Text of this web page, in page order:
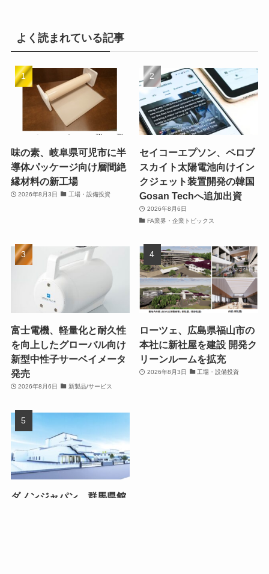
よく読まれている記事
味の素、岐阜県可児市に半
導体パッケージ向け層間絶
縁材料の新工場
2026年8月3日 工場・設備投資
セイコーエプソン、ペロブ
スカイト太陽電池向けイン
クジェット装置開発の韓国
Gosan Techへ追加出資
2026年8月6日
FA業界・企業トピックス
富士電機、軽量化と耐久性
を向上したグローバル向け
新型中性子サーベイメータ
発売
2026年8月6日 新製品/サービス
ローツェ、広島県福山市の
本社に新社屋を建設 開発ク
リーンルームを拡充
2026年8月3日 工場・設備投資
ダノンジャパン、群馬県館